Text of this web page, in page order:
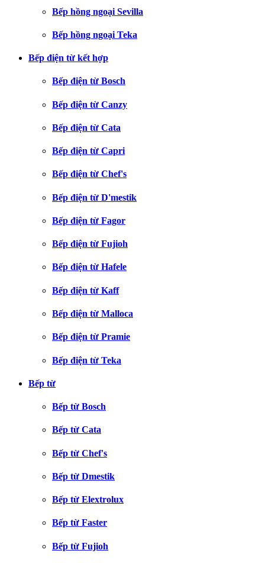
Bếp hồng ngoại Sevilla
Bếp hồng ngoại Teka
Bếp điện từ kết hợp
Bếp điện từ Bosch
Bếp điện từ Canzy
Bếp điện từ Cata
Bếp điện từ Capri
Bếp điện từ Chef's
Bếp điện từ D'mestik
Bếp điện từ Fagor
Bếp điện từ Fujioh
Bếp điện từ Hafele
Bếp điện từ Kaff
Bếp điện từ Malloca
Bếp điện từ Pramie
Bếp điện từ Teka
Bếp từ
Bếp từ Bosch
Bếp từ Cata
Bếp từ Chef's
Bếp từ Dmestik
Bếp từ Elextrolux
Bếp từ Faster
Bếp từ Fujioh